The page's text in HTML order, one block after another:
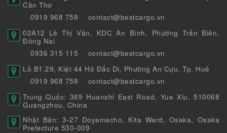
Cần Thơ
0919 968 759
contact@bestcargo.vn
02A12 Lê Thị Vân, KDC An Bình, Phường Trấn Biên,
Đồng Nai
0936 315 115
contact@bestcargo.vn
Lô B1.29, Kiệt 44 Hồ Đắc Di, Phường An Cựu, Tp. Huế
0919 968 759
contact@bestcargo.vn
Trung Quốc: 369 Huanshi East Road, Yue Xiu, 510068
Guangzhou, China
Nhật Bản: 3-27 Doyamacho, Kita Ward, Osaka, Osaka
Prefecture 530-009